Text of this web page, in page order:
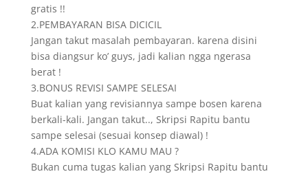
gratis !!
2.PEMBAYARAN BISA DICICIL
Jangan takut masalah pembayaran. karena disini
bisa diangsur ko’ guys, jadi kalian ngga ngerasa
berat !
3.BONUS REVISI SAMPE SELESAI
Buat kalian yang revisiannya sampe bosen karena
berkali-kali. Jangan takut.., Skripsi Rapitu bantu
sampe selesai (sesuai konsep diawal) !
4.ADA KOMISI KLO KAMU MAU ?
Bukan cuma tugas kalian yang Skripsi Rapitu bantu